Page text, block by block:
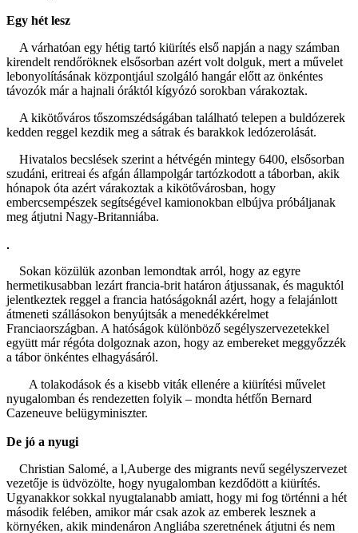
Egy hét lesz
A várhatóan egy hétig tartó kiürítés első napján a nagy számban
kirendelt rendőröknek elsősorban azért volt dolguk, mert a művelet
lebonyolításának központjául szolgáló hangár előtt az önkéntes
távozók már a hajnali óráktól kígyózó sorokban várakoztak.
A kikötőváros tőszomszédságában található telepen a buldózerek
kedden reggel kezdik meg a sátrak és barakkok ledózerolását.
Hivatalos becslések szerint a hétvégén mintegy 6400, elsősorban
szudáni, eritreai és afgán állampolgár tartózkodott a táborban, akik
hónapok óta azért várakoztak a kikötővárosban, hogy
embercsempészek segítségével kamionokban elbújva próbáljanak
meg átjutni Nagy-Britanniába.
Sokan közülük azonban lemondtak arról, hogy az egyre
hermetikusabban lezárt francia-brit határon átjussanak, és maguktól
jelentkeztek reggel a francia hatóságoknál azért, hogy a felajánlott
átmeneti szállásokon benyújtsák a menedékkérelmet
Franciaországban. A hatóságok különböző segélyszervezetekkel
együtt már régóta dolgoznak azon, hogy az embereket meggyőzzék
a tábor önkéntes elhagyásáról.
A tolakodások és a kisebb viták ellenére a kiürítési művelet
nyugalomban és rendezetten folyik – mondta hétfőn Bernard
Cazeneuve belügyminiszter.
De jó a nyugi
Christian Salomé, a l,Auberge des migrants nevű segélyszervezet
vezetője is üdvözölte, hogy nyugalomban kezdődött a kiürítés.
Ugyanakkor sokkal nyugtalanabb amiatt, hogy mi fog történni a hét
második felében, amikor már csak azok az emberek lesznek a
környéken, akik mindenáron Angliába szeretnének átjutni és nem